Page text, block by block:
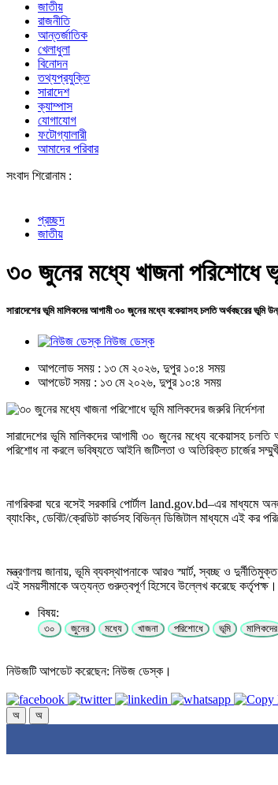
জাতীয়
রাজনীতি
আন্তর্জাতিক
খেলাধুলা
বিনোদন
তথ্যপ্রযুক্তি
সারাদেশ
ক্যাম্পাস
যোগাযোগ
ফটোগ্যালারী
আমাদের পরিবার
সংবাদ শিরোনাম :
প্রচ্ছদ
জাতীয়
৩০ জুনের মধ্যে খাজনা পরিশোধে
সারাদেশের ভূমি মালিকদের আগামী ৩০ জুনের মধ্যে বকেয়াসহ চলতি অর্থবছরের ভূমি
নিউজ ডেস্ক
আপলোড সময় : ১৩ মে ২০২৬, দুপুর ১০:৪ সময়
আপডেট সময় : ১৩ মে ২০২৬, দুপুর ১০:৪ সময়
সারাদেশের ভূমি মালিকদের আগামী ৩০ জুনের মধ্যে বকেয়াসহ চলতি
পরিশোধ না করলে ভবিষ্যতে আইনি জটিলতা ও অতিরিক্ত চার্জের
নাগরিকরা ঘরে বসেই সরকারি পোর্টাল land.gov.bd–এর মাধ্যমে
ব্যাংকিং, ডেবিট/ক্রেডিট কার্ডসহ বিভিন্ন ডিজিটাল মাধ্যমে এই কর
মন্ত্রণালয় জানায়, ভূমি ব্যবস্থাপনাকে আরও স্মার্ট, স্বচ্ছ ও
এই সময়সীমাকে অত্যন্ত গুরুত্বপূর্ণ হিসেবে উল্লেখ করেছে কর্তৃপক্ষ।
বিষয়:
৩০ জুনের মধ্যে খাজনা পরিশোধে ভূমি মালিকদের
নিউজটি আপডেট করেছেন: নিউজ ডেস্ক।
অ অ